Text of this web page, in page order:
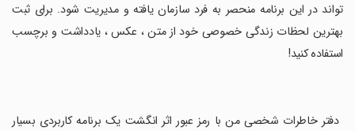
تواند در این برنامه منحصر به فرد سازمان یافته و مدیریت شود. برای ثبت
بهترین لحظات زندگی خصوصی خود از متن ، عکس ، یادداشت و برچسب
استفاده کنید!
‏ دفتر خاطرات شخصی من با رمز عبور اثر انگشت یک برنامه کاربردی بسیار